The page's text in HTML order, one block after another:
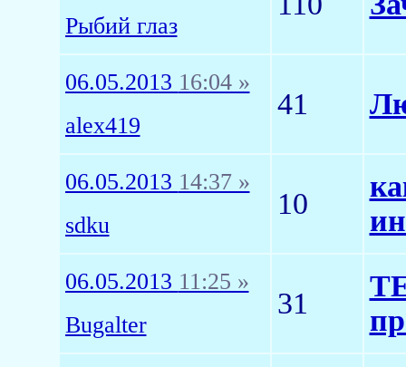
Рыбий глаз
06.05.2013 16:04 »
alex419
41
06.05.2013 14:37 »
sdku
10
06.05.2013 11:25 »
Bugalter
31